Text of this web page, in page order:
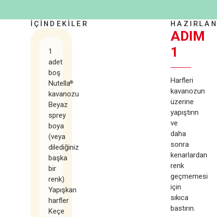
İÇİNDEKİLER
1
adet
boş
Nutella®
kavanozu
Beyaz
sprey
boya
(veya
dilediğiniz
başka
bir
renk)
Yapışkan
harfler
Keçe
ADIM
1
Harfleri
kavanozun
üzerine
yapıştırın
ve
daha
sonra
kenarlardan
renk
geçmemesi
için
sıkıca
bastırın.